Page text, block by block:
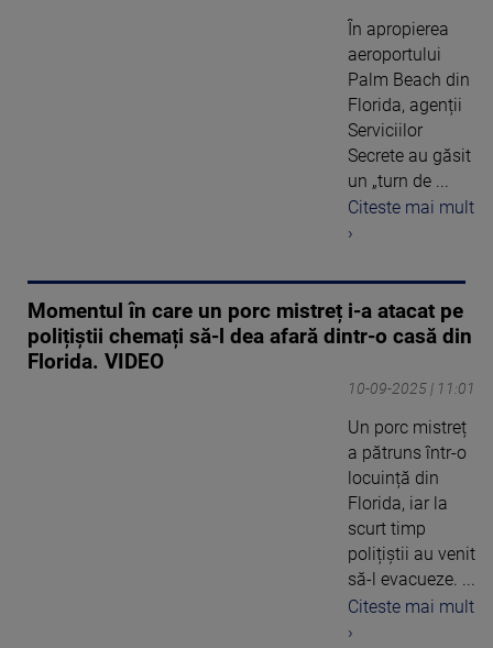
În apropierea
aeroportului
Palm Beach din
Florida, agenții
Serviciilor
Secrete au găsit
un „turn de ...
Citeste mai mult
›
Momentul în care un porc mistreț i-a atacat pe
polițiștii chemați să-l dea afară dintr-o casă din
Florida. VIDEO
10-09-2025 | 11:01
Un porc mistreț
a pătruns într-o
locuință din
Florida, iar la
scurt timp
polițiștii au venit
să-l evacueze. ...
Citeste mai mult
›